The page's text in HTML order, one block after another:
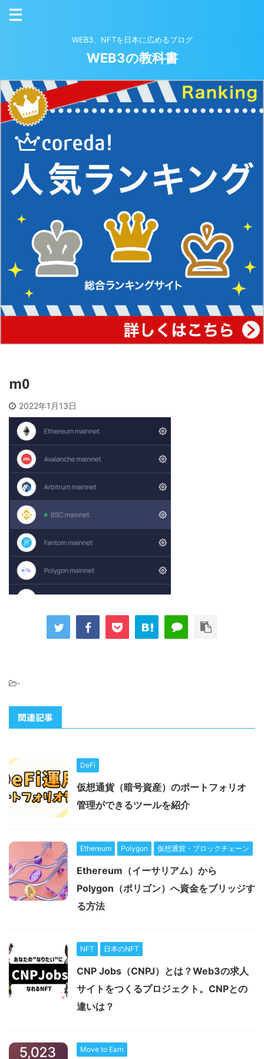
WEB3、NFTを日本に広めるブログ
WEB3の教科書
m0
2022年1月13日
-
関連記事
DeFi
仮想通貨（暗号資産）のポートフォリオ
管理ができるツールを紹介
Ethereum Polygon 仮想通貨・ブロックチェーン
Ethereum（イーサリアム）から
Polygon（ポリゴン）へ資金をブリッジす
る方法
NFT 日本のNFT
CNP Jobs（CNPJ）とは？Web3の求人
サイトをつくるプロジェクト。CNPとの
違いは？
Move to Earn